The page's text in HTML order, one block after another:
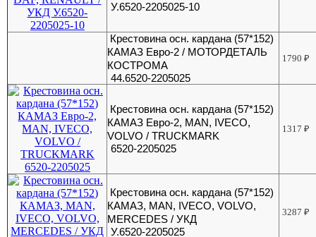
У.6520-2205025-10
Крестовина осн. кардана (57*152)
КАМАЗ Евро-2 / МОТОРДЕТАЛЬ
КОСТРОМА
44.6520-2205025
1790₽
Крестовина осн. кардана (57*152)
КАМАЗ Евро-2, МАN, IVECO,
VOLVO / TRUCKMARK
6520-2205025
1317₽
Крестовина осн. кардана (57*152)
КАМАЗ, МАN, IVECO, VOLVO,
MERCEDES / УКД
У.6520-2205025
3287₽